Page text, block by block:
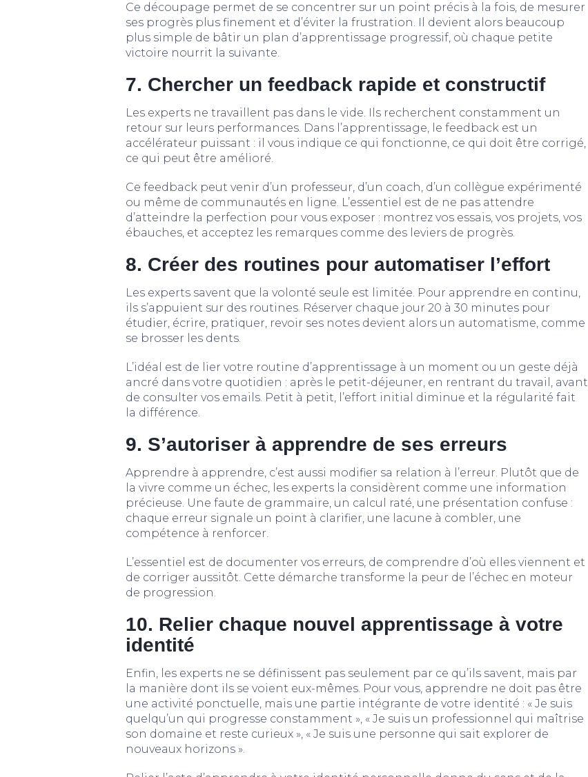
Ce découpage permet de se concentrer sur un point précis à la fois, de mesurer
ses progrès plus finement et d’éviter la frustration. Il devient alors beaucoup
plus simple de bâtir un plan d’apprentissage progressif, où chaque petite
victoire nourrit la suivante.
7. Chercher un feedback rapide et constructif
Les experts ne travaillent pas dans le vide. Ils recherchent constamment un
retour sur leurs performances. Dans l’apprentissage, le feedback est un
accélérateur puissant : il vous indique ce qui fonctionne, ce qui doit être corrigé,
ce qui peut être amélioré.
Ce feedback peut venir d’un professeur, d’un coach, d’un collègue expérimenté
ou même de communautés en ligne. L’essentiel est de ne pas attendre
d’atteindre la perfection pour vous exposer : montrez vos essais, vos projets, vos
ébauches, et acceptez les remarques comme des leviers de progrès.
8. Créer des routines pour automatiser l’effort
Les experts savent que la volonté seule est limitée. Pour apprendre en continu,
ils s’appuient sur des routines. Réserver chaque jour 20 à 30 minutes pour
étudier, écrire, pratiquer, revoir ses notes devient alors un automatisme, comme
se brosser les dents.
L’idéal est de lier votre routine d’apprentissage à un moment ou un geste déjà
ancré dans votre quotidien : après le petit-déjeuner, en rentrant du travail, avant
de consulter vos emails. Petit à petit, l’effort initial diminue et la régularité fait
la différence.
9. S’autoriser à apprendre de ses erreurs
Apprendre à apprendre, c’est aussi modifier sa relation à l’erreur. Plutôt que de
la vivre comme un échec, les experts la considèrent comme une information
précieuse. Une faute de grammaire, un calcul raté, une présentation confuse :
chaque erreur signale un point à clarifier, une lacune à combler, une
compétence à renforcer.
L’essentiel est de documenter vos erreurs, de comprendre d’où elles viennent et
de corriger aussitôt. Cette démarche transforme la peur de l’échec en moteur
de progression.
10. Relier chaque nouvel apprentissage à votre
identité
Enfin, les experts ne se définissent pas seulement par ce qu’ils savent, mais par
la manière dont ils se voient eux-mêmes. Pour vous, apprendre ne doit pas être
une activité ponctuelle, mais une partie intégrante de votre identité : « Je suis
quelqu’un qui progresse constamment », « Je suis un professionnel qui maîtrise
son domaine et reste curieux », « Je suis une personne qui sait explorer de
nouveaux horizons ».